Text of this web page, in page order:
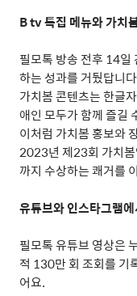
B tv특집 메뉴와 가치
필모톡 방송 전후 14일
하는 성과를 거뒀답니다
가치봄 콘텐츠는 한글
애인 모두가 함께 즐길
이처럼 가치봄 홍보와
2023년 제23회 가치
까지 수상하는 쾌거를
유튜브와 인스타그램
필모톡 유튜브 영상은
적 130만 회 조회를 기
어요.